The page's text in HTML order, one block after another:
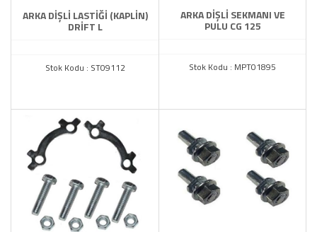
ARKA DİŞLİ LASTİĞİ (KAPLİN)
DRİFT L
Stok Kodu : ST09112
ARKA DİŞLİ SEKMANI VE
PULU CG 125
Stok Kodu : MPT01895